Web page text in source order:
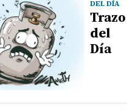
DEL DÍA
Trazo
del
Día